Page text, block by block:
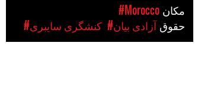
#Morocco
#کنشگری سایبری #آزادی بیان